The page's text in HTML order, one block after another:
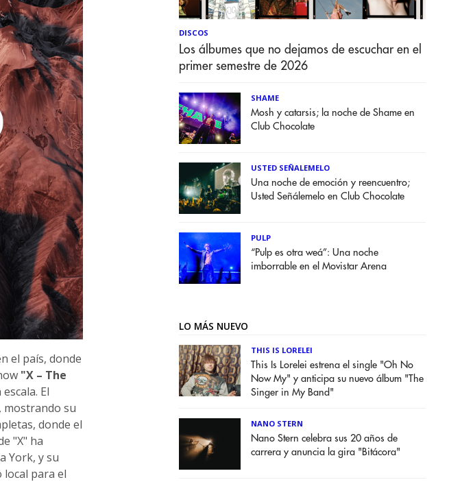
el país, donde
"X – The
El
, mostrando su
donde el
"X" ha
York, y su
local para el
DISCOS
Los álbumes que no dejamos de escuchar en el
primer semestre de 2026
SHAME
Mosh y catarsis; la noche de Shame en
Club Chocolate
USTED SEÑALEMELO
Una noche de emoción y reencuentro;
Usted Señálemelo en Club Chocolate
PULP
“Pulp es otra weá”: Una noche
imborrable en el Movistar Arena
LO MÁS NUEVO
THIS IS LORELEI
This Is Lorelei estrena el single "Oh No
Now My" y anticipa su nuevo álbum "The
Singer in My Band"
NANO STERN
Nano Stern celebra sus 20 años de
carrera y anuncia la gira "Bitácora"